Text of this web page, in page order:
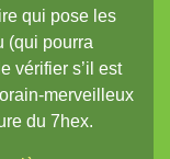
qui pose les
(qui pourra
vérifier s’il est
merveilleux
du 7hex.